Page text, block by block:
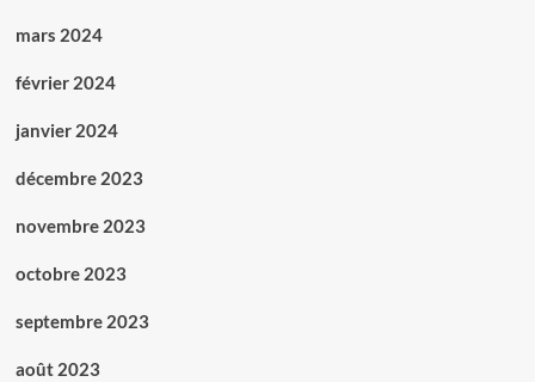
mars 2024
février 2024
janvier 2024
décembre 2023
novembre 2023
octobre 2023
septembre 2023
août 2023